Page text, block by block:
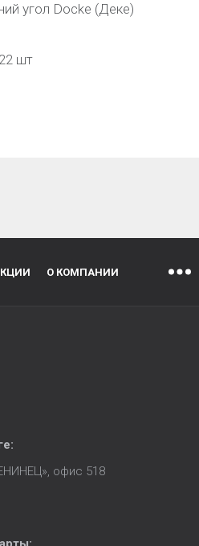
угол Docke (Деке)
шт
О КОМПАНИИ
:
офис 518